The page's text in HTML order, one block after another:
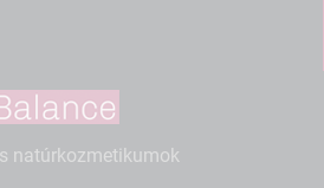
natúrkozmetikumok